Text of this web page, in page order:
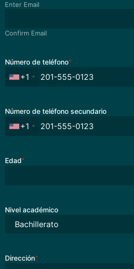
Enter Email
Confirm Email
Número de teléfono*
+1
Número de teléfono secundario
+1
Edad*
Nivel académico
Dirección*